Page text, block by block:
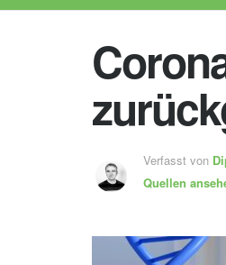
Verfasst von
Quellen